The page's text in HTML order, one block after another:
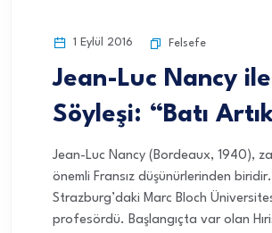
1 Eylül 2016 Felsefe
Jean-Luc Nancy ile
Söyleşi: “Batı
Jean-Luc Nancy (Bordeaux, 1940),
önemli Fransız düşünürlerinden
Strazburg’daki Marc Bloch
profesördü. Başlangıçta var olan